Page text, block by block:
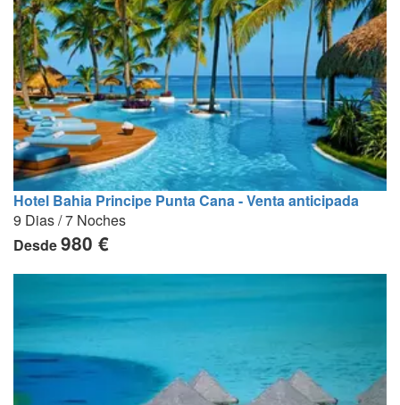
Hotel Bahia Principe Punta Cana - Venta anticipada
9 Dias / 7 Noches
Desde980 €